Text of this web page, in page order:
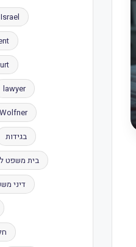
lawyer
בגידות
בית משפט
דיני